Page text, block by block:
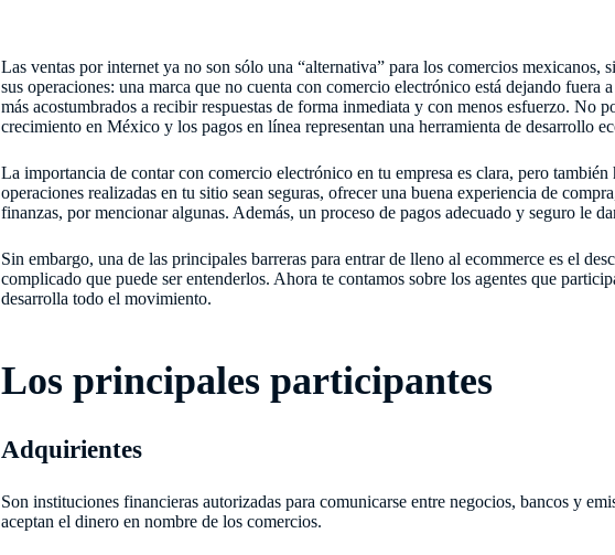
Las ventas por internet ya no son sólo una “alternativa” para los comercios
sus operaciones: una marca que no cuenta con comercio electrónico está dejando fuera
más acostumbrados a recibir respuestas de forma inmediata y con menos esfuerzo. No
crecimiento en México y los pagos en línea representan una herramienta de desarrollo
La importancia de contar con comercio electrónico en tu empresa es clara, pero
operaciones realizadas en tu sitio sean seguras, ofrecer una buena experiencia de
finanzas, por mencionar algunas. Además, un proceso de pagos adecuado y seguro le
Sin embargo, una de las principales barreras para entrar de lleno al ecommerce es el
complicado que puede ser entenderlos. Ahora te contamos sobre los agentes que
desarrolla todo el movimiento.
Los principales participantes
Adquirientes
Son instituciones financieras autorizadas para comunicarse entre negocios, bancos y
aceptan el dinero en nombre de los comercios.